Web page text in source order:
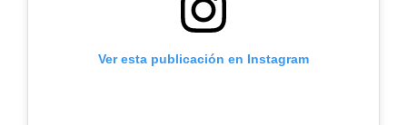
Ver esta publicación en Instagram